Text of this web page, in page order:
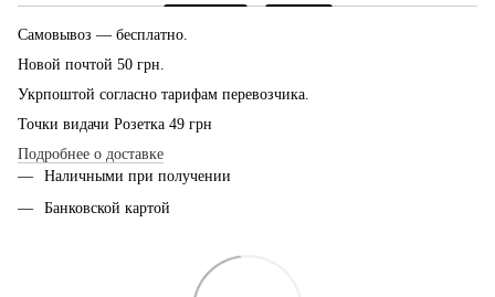
Самовывоз — бесплатно.
Новой почтой 50 грн.
Укрпоштой согласно тарифам перевозчика.
Точки видачи Розетка 49 грн
Подробнее о доставке
Наличными при получении
Банковской картой